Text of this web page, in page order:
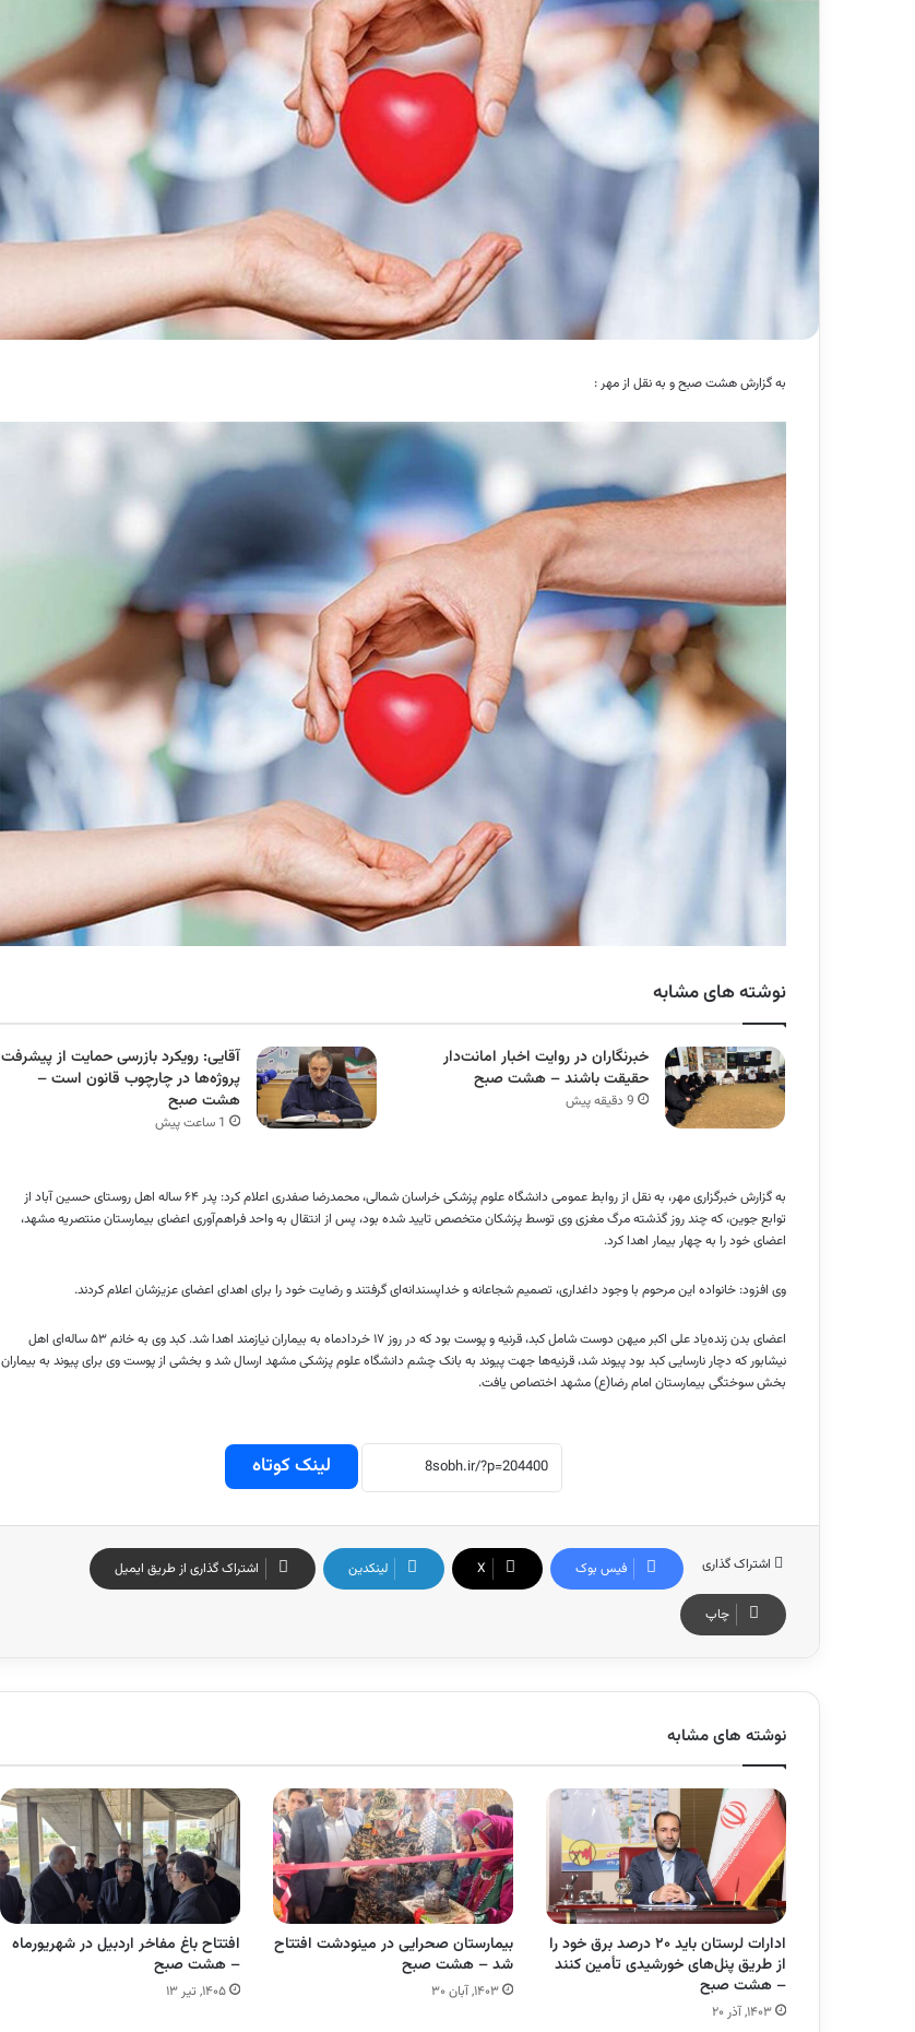
به گزارش هشت صبح و به نقل از مهر :
نوشته های مشابه
خبرنگاران در روایت اخبار امانت‌دار
حقیقت باشند – هشت صبح
9 دقیقه پیش
آقایی: رویکرد بازرسی حمایت از پیشرفت
پروژه‌ها در چارچوب قانون است –
هشت صبح
1 ساعت پیش
به گزارش خبرگزاری مهر، به نقل از روابط عمومی دانشگاه علوم پزشکی خراسان شمالی، محمدرضا صفدری اعلام کرد: پدر ۶۴ ساله اهل روستای حسین آباد از
توابع جوین، که چند روز گذشته مرگ مغزی وی توسط پزشکان متخصص تایید شده بود، پس از انتقال به واحد فراهم‌آوری اعضای بیمارستان منتصریه مشهد،
اعضای خود را به چهار بیمار اهدا کرد.
وی افزود: خانواده این مرحوم با وجود داغداری، تصمیم شجاعانه و خداپسندانه‌ای گرفتند و رضایت خود را برای اهدای اعضای عزیزشان اعلام کردند.
اعضای بدن زنده‌یاد علی اکبر میهن دوست شامل کبد، قرنیه و پوست بود که در روز ۱۷ خردادماه به بیماران نیازمند اهدا شد. کبد وی به خانم ۵۳ ساله‌ای اهل
نیشابور که دچار نارسایی کبد بود پیوند شد، قرنیه‌ها جهت پیوند به بانک چشم دانشگاه علوم پزشکی مشهد ارسال شد و بخشی از پوست وی برای پیوند به بیماران
بخش سوختگی بیمارستان امام رضا(ع) مشهد اختصاص یافت.
لینک کوتاه
اشتراک گذاری فیس بوک X لینکدین اشتراک گذاری از طریق ایمیل
چاپ
نوشته های مشابه
ادارات لرستان باید ۲۰ درصد برق خود را
از طریق پنل‌های خورشیدی تأمین کنند
– هشت صبح
۱۴۰۳, آذر ۲۰
بیمارستان صحرایی در مینودشت افتتاح
شد – هشت صبح
۱۴۰۳, آبان ۳۰
افتتاح باغ مفاخر اردبیل در شهریورماه
– هشت صبح
۱۴۰۵, تیر ۱۳